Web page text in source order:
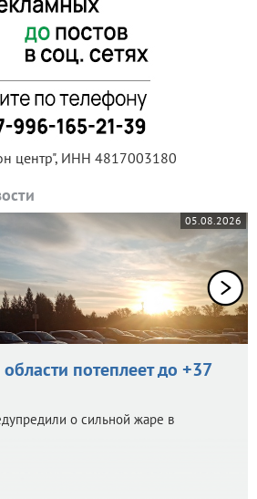
центр", ИНН 4817003180
05.08.2026
потеплеет до +37
о сильной жаре в